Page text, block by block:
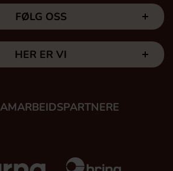
FØLG OSS
HER ER VI